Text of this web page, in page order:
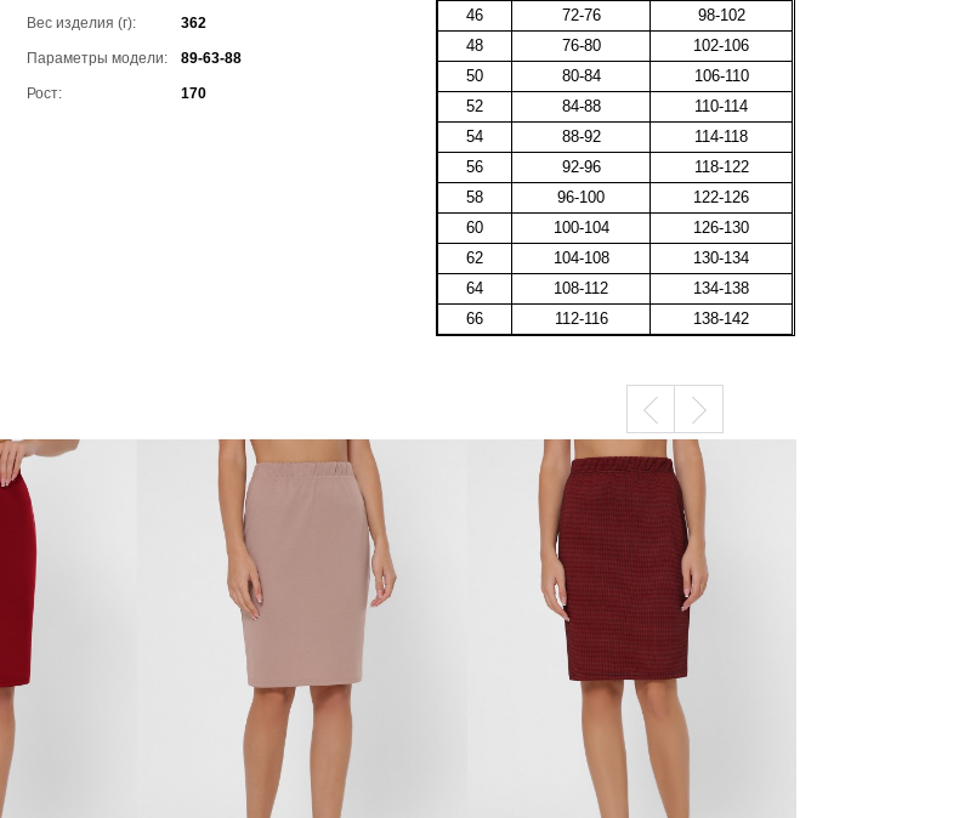
Вес изделия (г): 362
Параметры модели: 89-63-88
Рост: 170
46
72-76
98-102
48
76-80
102-106
50
80-84
106-110
52
84-88
110-114
54
88-92
114-118
56
92-96
118-122
58
96-100
122-126
60
100-104
126-130
62
104-108
130-134
64
108-112
134-138
66
112-116 138-142